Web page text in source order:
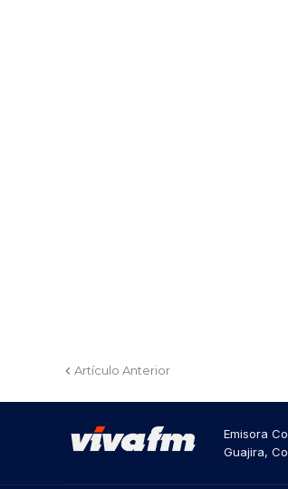
Artículo Anterior
Emisora
Guajira,